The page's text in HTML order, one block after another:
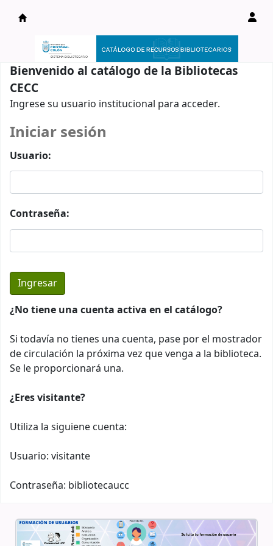
Catálogo en línea
Bienvenido al catálogo de la Bibliotecas
CECC
Ingrese su usuario institucional para acceder.
Iniciar sesión
Usuario:
Contraseña:
¿No tiene una cuenta activa en el catálogo?
Si todavía no tienes una cuenta, pase por el mostrador
de circulación la próxima vez que venga a la biblioteca.
Se le proporcionará una.
¿Eres visitante?
Utiliza la siguiene cuenta:
Usuario: visitante
Contraseña: bibliotecaucc